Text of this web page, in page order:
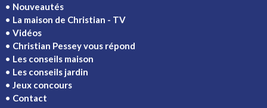
Nouveautés
La maison de Christian - TV
Vidéos
Christian Pessey vous répond
Les conseils maison
Les conseils jardin
Jeux concours
Contact